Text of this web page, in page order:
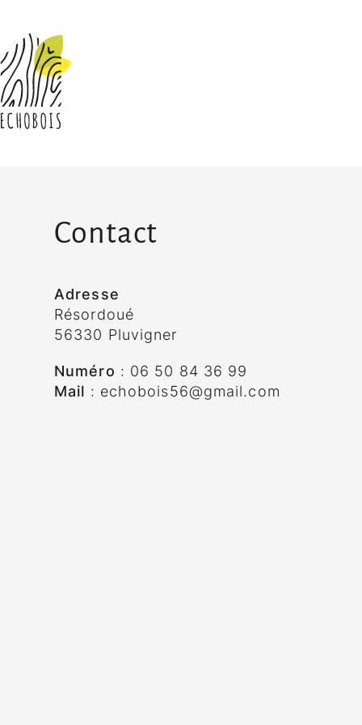
Contact
Adresse
Résordoué
56330 Pluvigner
Numéro : 06 50 84 36 99
Mail : echobois56@gmail.com